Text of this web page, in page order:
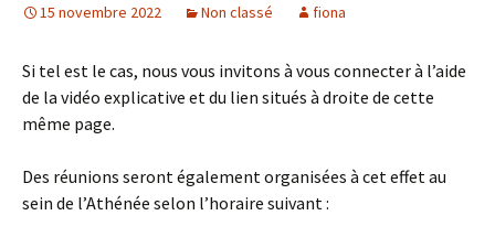
15 novembre 2022 Non classé fiona
Si tel est le cas, nous vous invitons à vous connecter à l’aide
de la vidéo explicative et du lien situés à droite de cette
même page.
Des réunions seront également organisées à cet effet au
sein de l’Athénée selon l’horaire suivant :